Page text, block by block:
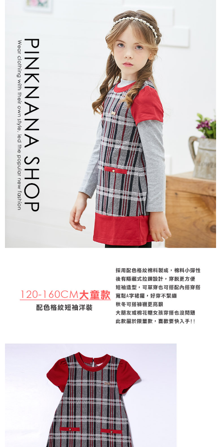
每筆NT$80，滿NT$2,000(含以上)免運費
付款後7-11取貨
每筆NT$80，滿NT$2,000(含以上)免運費
宅配
每筆NT$80，滿NT$2,000(含以上)免運費